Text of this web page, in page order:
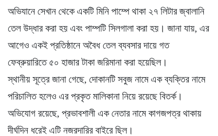
অভিযানে সেখান থেকে একটি মিনি পাম্পে থাকা ২৭ লিটার জ্বালানি
তেল উদ্ধার করা হয় এবং পাম্পটি সিলগালা করা হয়। জানা যায়, এর
আগেও একই প্রতিষ্ঠানে অবৈধ তেল ব্যবসার দায়ে গত
ফেব্রুয়ারিতে ৫০ হাজার টাকা জরিমানা করা হয়েছিল।
স্থানীয় সূত্রে জানা গেছে, দোকানটি সবুজ নামে এক ব্যক্তির নামে
পরিচালিত হলেও এর প্রকৃত মালিকানা নিয়ে রয়েছে বিতর্ক।
অভিযোগ রয়েছে, প্রভাবশালী এক নেতার নামে কাগজপত্র থাকায়
দীর্ঘদিন ধরেই এটি নজরদারির বাইরে ছিল।